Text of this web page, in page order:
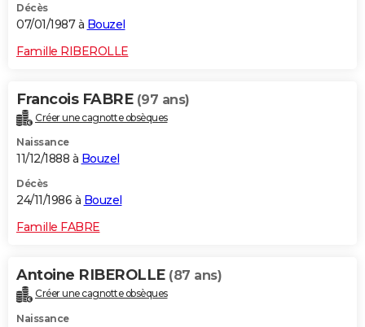
Décès
07/01/1987 à Bouzel
Famille RIBEROLLE
Francois FABRE (97 ans)
Créer une cagnotte obsèques
Naissance
11/12/1888 à Bouzel
Décès
24/11/1986 à Bouzel
Famille FABRE
Antoine RIBEROLLE (87 ans)
Créer une cagnotte obsèques
Naissance